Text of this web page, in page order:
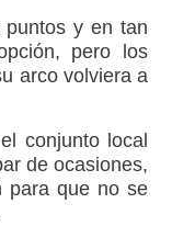
y en tan
pero los
arco volviera a
conjunto local
de ocasiones,
para que no se